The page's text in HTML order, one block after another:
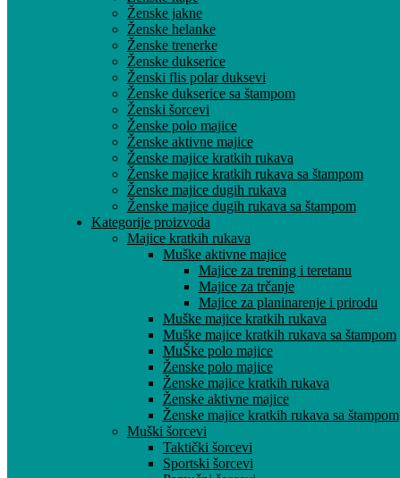
Ženske jakne
Ženske helanke
Ženske trenerke
Ženske dukserice
Ženski flis polar duksevi
Ženske dukserice sa štampom
Ženski šorcevi
Ženske polo majice
Ženske aktivne majice
Ženske majice kratkih rukava
Ženske majice kratkih rukava sa štampom
Ženske majice dugih rukava
Ženske majice dugih rukava sa štampom
Kategorije proizvoda
Majice kratkih rukava
Muške aktivne majice
Majice za trening i teretanu
Majice za trčanje
Majice za planinarenje i prirodu
Muške majice kratkih rukava
Muške majice kratkih rukava sa štampom
MuŠke polo majice
Ženske polo majice
Ženske majice kratkih rukava
Ženske aktivne majice
Ženske majice kratkih rukava sa štampom
Muški šorcevi
Taktički šorcevi
Sportski šorcevi